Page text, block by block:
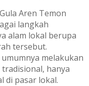
Aren Temon
langkah
alam lokal berupa
tersebut.
melakukan
hanya
di pasar lokal.